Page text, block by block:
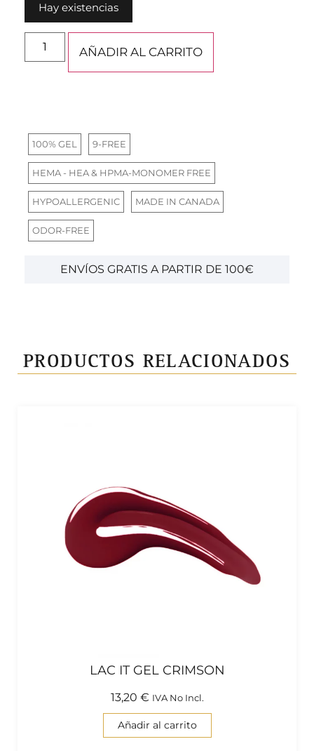
Hay existencias
AÑADIR AL CARRITO
100% GEL 9-FREE
HEMA - HEA & HPMA-MONOMER FREE
HYPOALLERGENIC MADE IN CANADA
ODOR-FREE
ENVÍOS GRATIS A PARTIR DE 100€
PRODUCTOS RELACIONADOS
LAC IT GEL CRIMSON
13,20 € IVA No Incl.
Añadir al carrito